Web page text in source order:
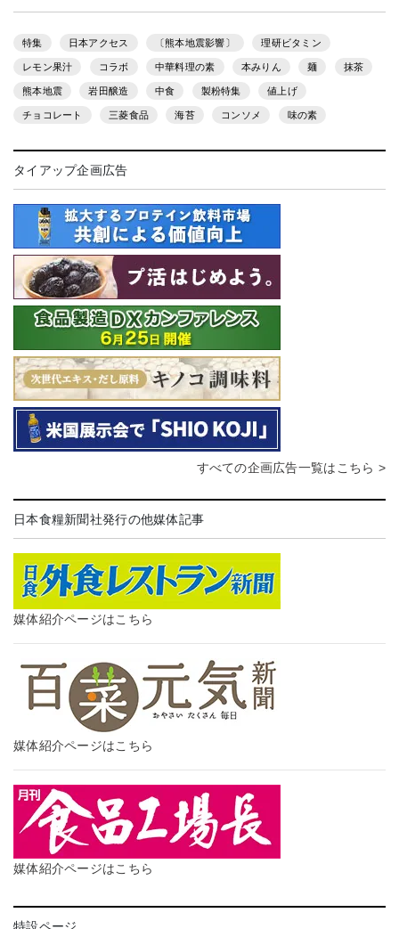
特集 日本アクセス 〔熊本地震影響〕 理研ビタミン
レモン果汁 コラボ 中華料理の素 本みりん 麺 抹茶
熊本地震 岩田醸造 中食 製粉特集 値上げ
チョコレート 三菱食品 海苔 コンソメ 味の素
タイアップ企画広告
すべての企画広告一覧はこちら >
日本食糧新聞社発行の他媒体記事
媒体紹介ページはこちら
媒体紹介ページはこちら
媒体紹介ページはこちら